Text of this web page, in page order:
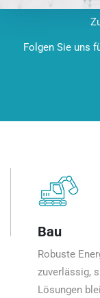
Folgen Sie uns
Bau
Robuste
zuverlässig,
Lösungen